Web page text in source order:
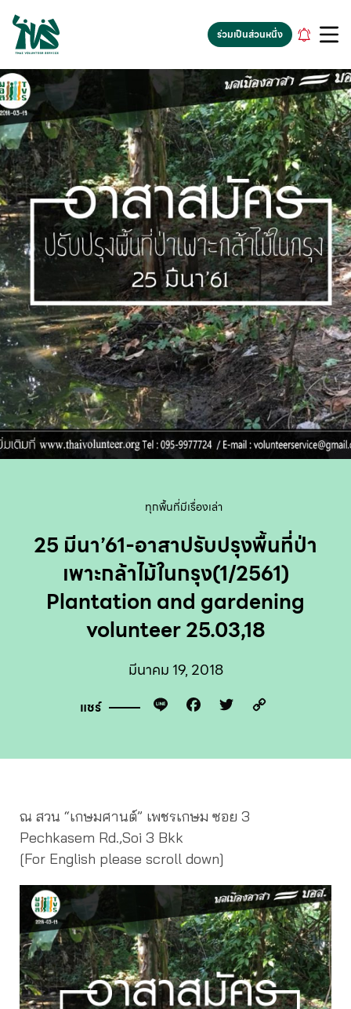
gv-5iuoxpem74qfjw.dv.googlehosted.com
ร่วมเป็นส่วนหนึ่ง
ทุกพื้นที่มีเรื่องเล่า
25 มีนา’61-อาสาปรับปรุงพื้นที่ป่า
เพาะกล้าไม้ในกรุง(1/2561)
Plantation and gardening
volunteer 25.03,18
มีนาคม 19, 2018
แชร์ Line Facebook
Twitter
ณ สวน “เกษมศานต์” เพชรเกษม ซอย 3
Pechkasem Rd.,Soi 3 Bkk
[For English please scroll down]